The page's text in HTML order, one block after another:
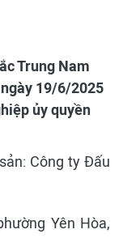
Trung Nam
19/6/2025
ủy quyền
Công ty Đấu
Yên Hòa,